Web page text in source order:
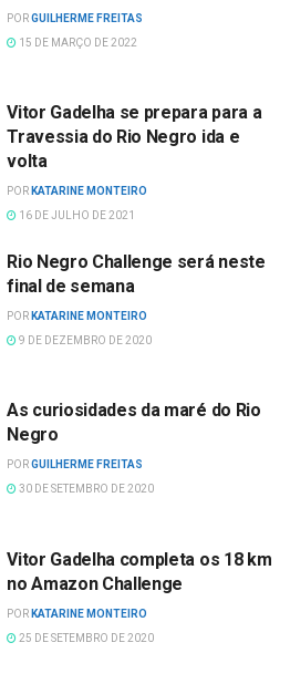
PORGUILHERME FREITAS
15 DE MARÇO DE 2022
Vitor Gadelha se prepara para a
Travessia do Rio Negro ida e
volta
POR KATARINE MONTEIRO
16 DE JULHO DE 2021
Rio Negro Challenge será neste
final de semana
POR KATARINE MONTEIRO
9 DE DEZEMBRO DE 2020
As curiosidades da maré do Rio
Negro
PORGUILHERME FREITAS
30 DE SETEMBRO DE 2020
Vitor Gadelha completa os 18 km
no Amazon Challenge
POR KATARINE MONTEIRO
25 DE SETEMBRO DE 2020